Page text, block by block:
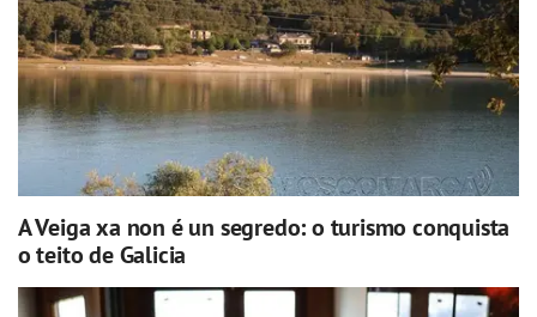
A Veiga xa non é un segredo: o turismo conquista
o teito de Galicia